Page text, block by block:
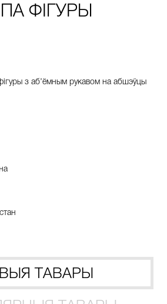
ФІГУРЫ
з аб’ёмным рукавом на абшэўцы
ТАВАРЫ